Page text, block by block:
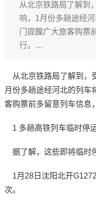
从北京铁路局了解到
响，1月份多趟途经
门提醒广大旅客购票
行。…
从北京铁路局了解到，
月份多趟途经河北的列车
客购票前多留意列车信息
1 多趟高铁列车临时停
据了解，这些即将临时
1月28日沈阳北开
次。